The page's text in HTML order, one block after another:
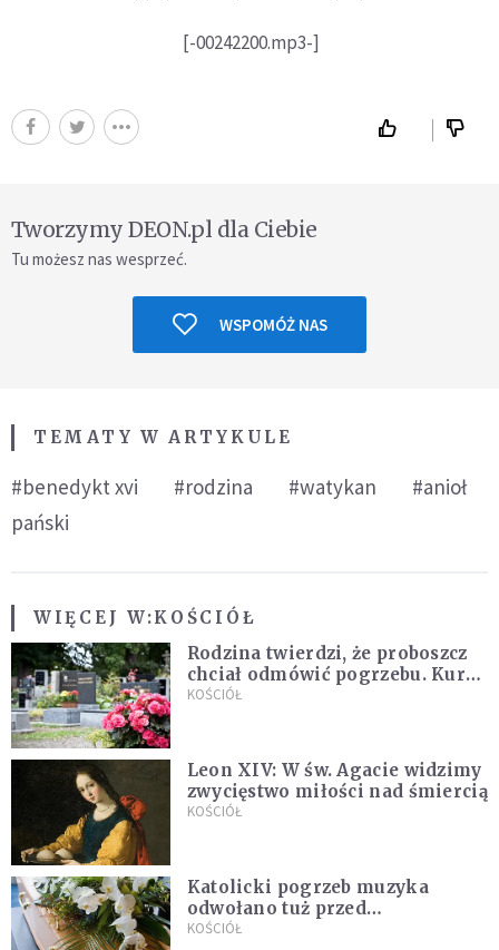
[-00242200.mp3-]
Tworzymy DEON.pl dla Ciebie
Tu możesz nas wesprzeć.
WSPOMÓŻ NAS
TEMATY W ARTYKULE
#benedykt xvi #rodzina #watykan
#anioł
pański
WIĘCEJ W:KOŚCIÓŁ
Rodzina twierdzi, że proboszcz
chciał odmówić pogrzebu. Kuria
zapowiada wyjaśnienia
KOŚCIÓŁ
Leon XIV: W św. Agacie widzimy
zwycięstwo miłości nad śmiercią
KOŚCIÓŁ
Katolicki pogrzeb muzyka
odwołano tuż przed
uroczystością. Powodem była
KOŚCIÓŁ